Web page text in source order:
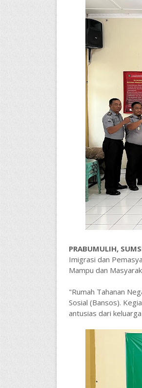
PRABUMULIH,
Imigrasi dan
Mampu dan
"Rumah Tahanan
Sosial (Bansos).
antusias dari